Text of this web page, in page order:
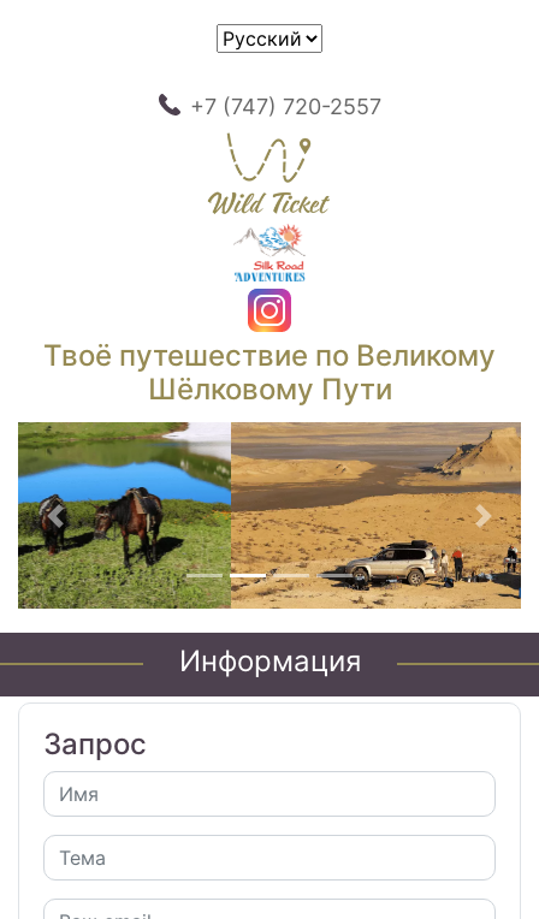
+7 (747) 720-2557
Твоё путешествие по Великому
Шёлковому Пути
Предыдущий
Информация
Запрос